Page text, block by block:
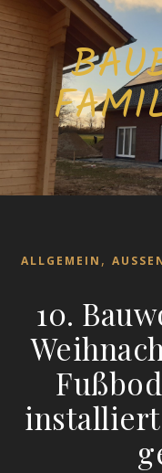
ALLGEMEIN ,
10.